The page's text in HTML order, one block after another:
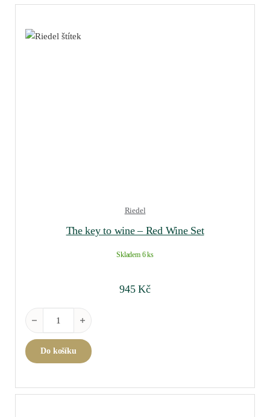
Riedel
The key to wine – Red Wine Set
Skladem 6 ks
945Kč
The key to wine - Red Wine Set množství
Do košíku